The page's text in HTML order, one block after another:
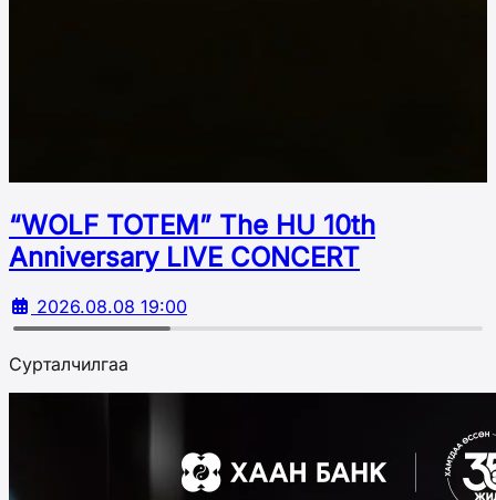
“WOLF TOTEM” The HU 10th
Аnniversary LIVE CONCERT
2026.08.08 19:00
Сурталчилгаа